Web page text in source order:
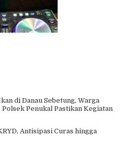
di Danau Sebetung, Warga
Polsek Penukal Pastikan Kegiatan
Antisipasi Curas hingga